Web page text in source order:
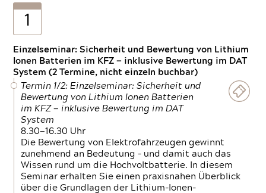
1
Einzelseminar: Sicherheit und Bewertung von Lithium
Ionen Batterien im KFZ — inklusive Bewertung im DAT
System (2 Termine, nicht einzeln buchbar)
Termin 1/2: Einzelseminar: Sicherheit und
Bewertung von Lithium Ionen Batterien
im KFZ — inklusive Bewertung im DAT
System
8.30—16.30 Uhr
Die Bewertung von Elektrofahrzeugen gewinnt
zunehmend an Bedeutung – und damit auch das
Wissen rund um die Hochvoltbatterie. In diesem
Seminar erhalten Sie einen praxisnahen Überblick
über die Grundlagen der Lithium-Ionen-